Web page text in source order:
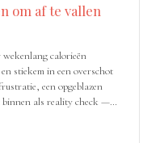
om af te vallen
calorieën
stiekem in een overschot
een opgeblazen
als reality check —